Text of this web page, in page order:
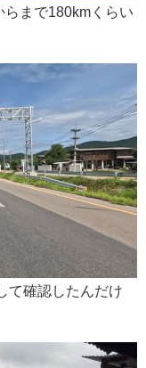
まで180kmくらい
て確認したんだけ